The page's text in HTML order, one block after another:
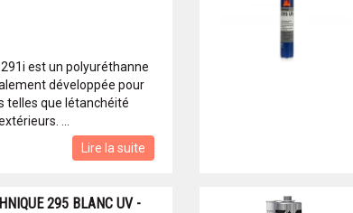
est un polyuréthanne
développée pour
que létanchéité
...
Lire la suite
295 BLANC UV -